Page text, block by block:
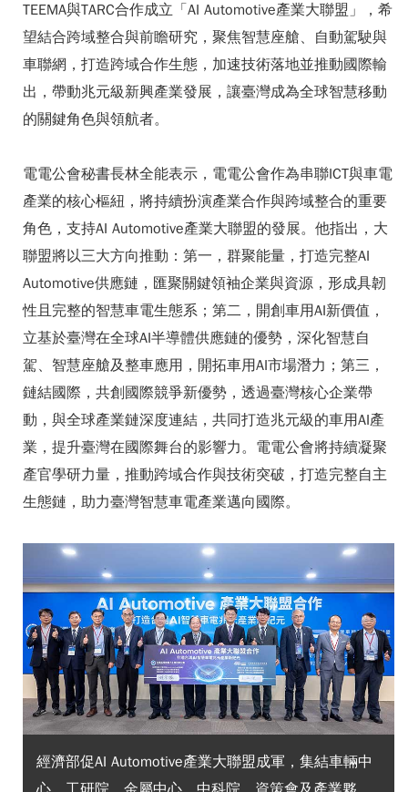
TEEMA與TARC合作成立「AI Automotive產業大聯盟」，希
望結合跨域整合與前瞻研究，聚焦智慧座艙、自動駕駛與
車聯網，打造跨域合作生態，加速技術落地並推動國際輸
出，帶動兆元級新興產業發展，讓臺灣成為全球智慧移動
的關鍵角色與領航者。
電電公會秘書長林全能表示，電電公會作為串聯ICT與車電
產業的核心樞紐，將持續扮演產業合作與跨域整合的重要
角色，支持AI Automotive產業大聯盟的發展。他指出，大
聯盟將以三大方向推動：第一，群聚能量，打造完整AI
Automotive供應鏈，匯聚關鍵領袖企業與資源，形成具韌
性且完整的智慧車電生態系；第二，開創車用AI新價值，
立基於臺灣在全球AI半導體供應鏈的優勢，深化智慧自
駕、智慧座艙及整車應用，開拓車用AI市場潛力；第三，
鏈結國際，共創國際競爭新優勢，透過臺灣核心企業帶
動，與全球產業鏈深度連結，共同打造兆元級的車用AI產
業，提升臺灣在國際舞台的影響力。電電公會將持續凝聚
產官學研力量，推動跨域合作與技術突破，打造完整自主
生態鏈，助力臺灣智慧車電產業邁向國際。
經濟部促AI Automotive產業大聯盟成軍，集結車輛中